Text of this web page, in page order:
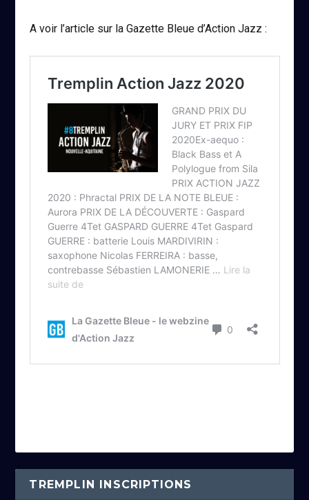
A voir l’article sur la Gazette Bleue d’Action Jazz :
TREMPLIN INSCRIPTIONS